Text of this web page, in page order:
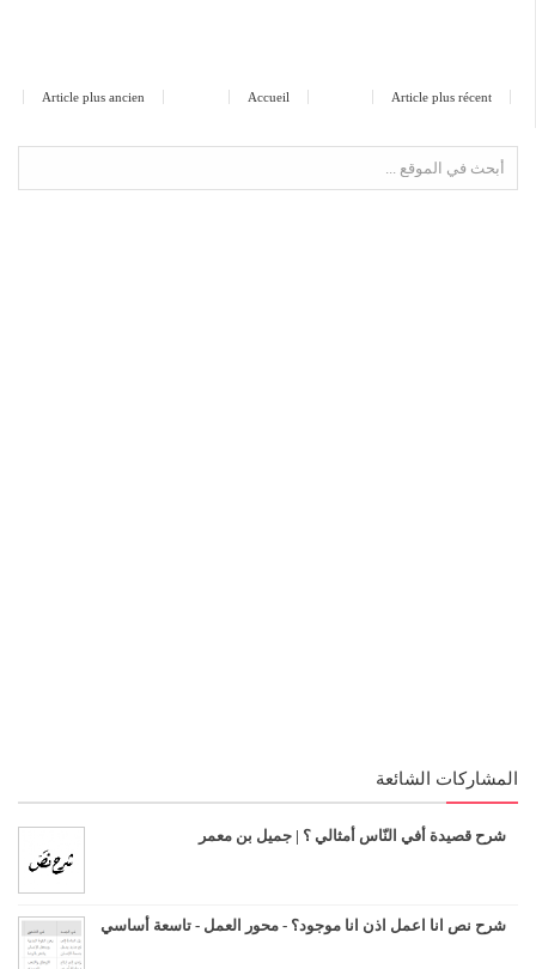
Article plus récent
Article plus ancien Accueil
المشاركات الشائعة
شرح قصيدة أفي النّاس أمثالي ؟ | جميل بن معمر
شرح نص انا اعمل اذن انا موجود؟ - محور العمل - تاسعة أساسي